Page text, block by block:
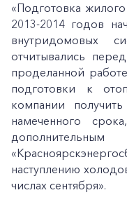
«Подготовка
2013-2014 годов
внутридомовых
отчитывались
проделанной
подготовки к
компании
намеченного
наступлению
числах сентября».